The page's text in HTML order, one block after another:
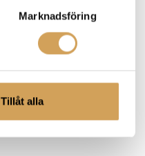
Marknadsföring
Tillåt alla